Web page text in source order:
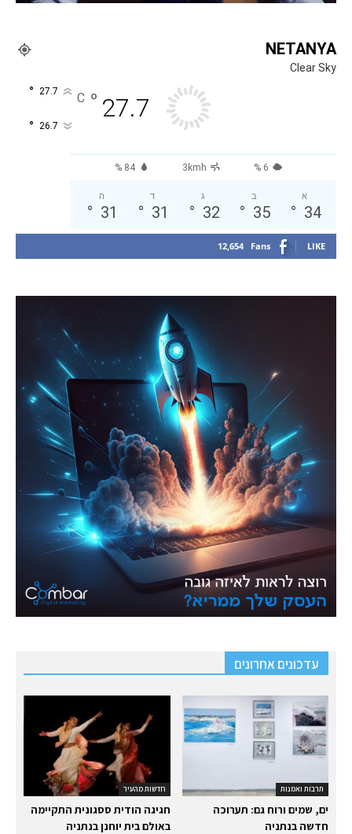
NETANYA
Clear Sky
27.7
°
C
27.7
°
26.7
°
84 % 3kmh 6 %
א
34
°
ב
35
°
ג
32
°
ד
31
°
ה
31
°
12,654 Fans LIKE
עדכונים אחרונים
חדשות מהעיר
חגיגה הודית ססגונית התקיימה
באולם בית יוחנן בנתניה
תרבות ואמנות
ים, שמים ורוח גם: תערוכה
חדשה בנתניה